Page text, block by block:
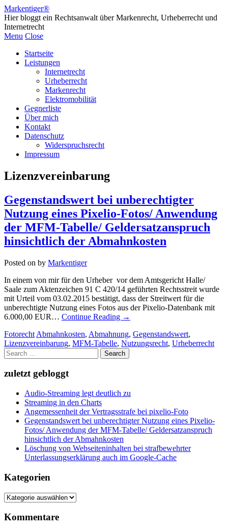
Markentiger®
Hier bloggt ein Rechtsanwalt über Markenrecht, Urheberrecht und
Internetrecht
Menu Close
Startseite
Leistungen
Internetrecht
Urheberrecht
Markenrecht
Elektromobilität
Gegnerliste
Über mich
Kontakt
Datenschutz
Widerspruchsrecht
Impressum
Lizenzvereinbarung
Gegenstandswert bei unberechtigter
Nutzung eines Pixelio-Fotos/ Anwendung
der MFM-Tabelle/ Geldersatzanspruch
hinsichtlich der Abmahnkosten
Posted on by Markentiger
In einem von mir für den Urheber vor dem Amtsgericht Halle/
Saale zum Aktenzeichen 91 C 420/14 geführten Rechtsstreit wurde
mit Urteil vom 03.02.2015 bestätigt, dass der Streitwert für die
unberechtigte Nutzung eines Fotos aus der Pixelio-Datenbank mit
6.000,00 EUR… Continue Reading →
Fotorecht Abmahnkosten, Abmahnung, Gegenstandswert,
Lizenzvereinbarung, MFM-Tabelle, Nutzungsrecht, Urheberrecht
Search
for:
zuletzt gebloggt
Audio-Streaming legt deutlich zu
Streaming in den Charts
Angemessenheit der Vertragsstrafe bei pixelio-Foto
Gegenstandswert bei unberechtigter Nutzung eines Pixelio-
Fotos/ Anwendung der MFM-Tabelle/ Geldersatzanspruch
hinsichtlich der Abmahnkosten
Löschung von Webseiteninhalten bei strafbewehrter
Unterlassungserklärung auch im Google-Cache
Kategorien
Kategorien
Kommentare